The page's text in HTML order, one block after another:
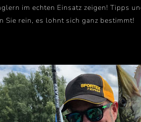
im echten Einsatz zeigen! Tipps
Sie rein, es lohnt sich ganz bestimmt!